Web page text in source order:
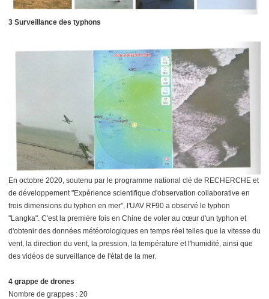
3 Surveillance des typhons
En octobre 2020, soutenu par le programme national clé de RECHERCHE et
de développement "Expérience scientifique d'observation collaborative en
trois dimensions du typhon en mer", l'UAV RF90 a observé le typhon
"Langka". C'est la première fois en Chine de voler au cœur d'un typhon et
d'obtenir des données météorologiques en temps réel telles que la vitesse du
vent, la direction du vent, la pression, la température et l'humidité, ainsi que
des vidéos de surveillance de l'état de la mer.
4 grappe de drones
Nombre de grappes : 20